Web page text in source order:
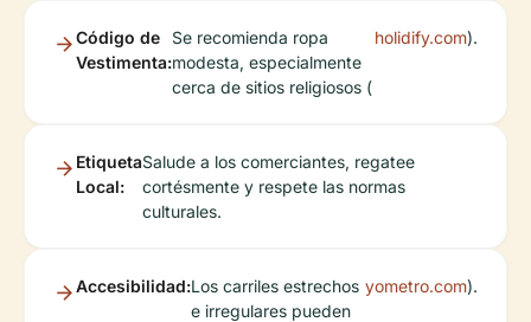
Código de
Vestimenta:
Se recomienda ropa
modesta, especialmente
cerca de sitios religiosos (
holidify.com).
Etiqueta
Local:
Salude a los comerciantes, regatee
cortésmente y respete las normas
culturales.
Accesibilidad:Los carriles estrechos
e irregulares pueden
yometro.com).